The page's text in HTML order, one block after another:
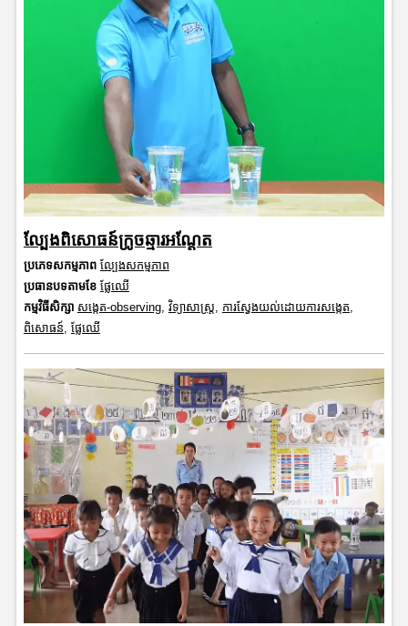
ល្បែងពិសោធន៍ក្រូចឆ្មារអណ្តែត
ប្រភេទសកម្មភាព ល្បែងសកម្មភាព
ប្រធានបទតាមខែ ផ្លែឈើ
កម្មវិធីសិក្សា សង្កេត-observing, វិទ្យាសាស្រ្ត ការស្វែងយល់ដោយការសង្កេត
ពិសោធន៍ ផ្លែឈើ